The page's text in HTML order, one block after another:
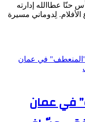
حنّا عطاالله إدارته
لِدوماني مسيرة
في عمان